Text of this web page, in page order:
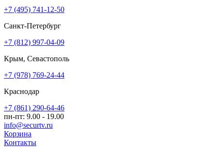
+7 (495) 741-12-50
Санкт-Петербург
+7 (812) 997-04-09
Крым, Севастополь
+7 (978) 769-24-44
Краснодар
+7 (861) 290-64-46
пн-пт: 9.00 - 19.00
info@securtv.ru
Корзина
Контакты